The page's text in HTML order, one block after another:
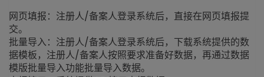
网页填报：注册人/备案人登录系统后，直接在网页填报提
交。
批量导入：注册人/备案人登录系统后，下载系统提供的数
据模板，注册人/备案人按照要求准备好数据，再通过数据
模版批量导入功能批量导入数据。